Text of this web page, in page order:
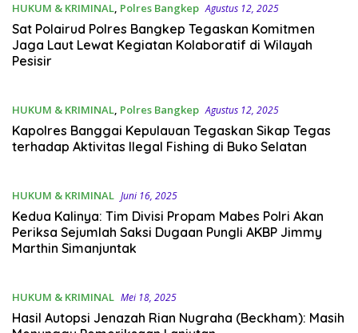
HUKUM & KRIMINAL, Polres Bangkep Agustus 12, 2025
Sat Polairud Polres Bangkep Tegaskan Komitmen
Jaga Laut Lewat Kegiatan Kolaboratif di Wilayah
Pesisir
HUKUM & KRIMINAL, Polres Bangkep Agustus 12, 2025
Kapolres Banggai Kepulauan Tegaskan Sikap Tegas
terhadap Aktivitas Ilegal Fishing di Buko Selatan
HUKUM & KRIMINAL Juni 16, 2025
Kedua Kalinya: Tim Divisi Propam Mabes Polri Akan
Periksa Sejumlah Saksi Dugaan Pungli AKBP Jimmy
Marthin Simanjuntak
HUKUM & KRIMINAL Mei 18, 2025
Hasil Autopsi Jenazah Rian Nugraha (Beckham): Masih